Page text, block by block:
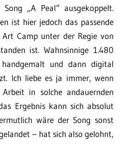
„A Peal“ ausgekoppelt.
ist hier jedoch das passende
Camp unter der Regie von
ist. Wahnsinnige 1.480
handgemalt und dann digital
Ich liebe es ja immer, wenn
in solche andauernden
Ergebnis kann sich absolut
wäre der Song sonst
– hat sich also gelohnt,